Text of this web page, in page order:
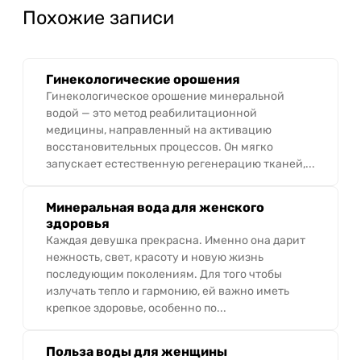
Похожие записи
Гинекологические орошения
Гинекологическое орошение минеральной
водой — это метод реабилитационной
медицины, направленный на активацию
восстановительных процессов. Он мягко
запускает естественную регенерацию тканей,...
Минеральная вода для женского
здоровья
Каждая девушка прекрасна. Именно она дарит
нежность, свет, красоту и новую жизнь
последующим поколениям. Для того чтобы
излучать тепло и гармонию, ей важно иметь
крепкое здоровье, особенно по...
Польза воды для женщины